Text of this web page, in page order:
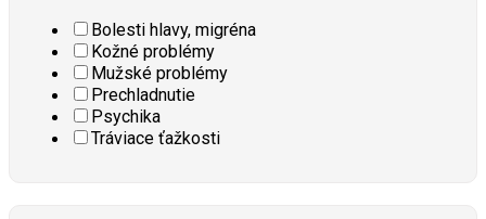
Bolesti hlavy, migréna
Kožné problémy
Mužské problémy
Prechladnutie
Psychika
Tráviace ťažkosti